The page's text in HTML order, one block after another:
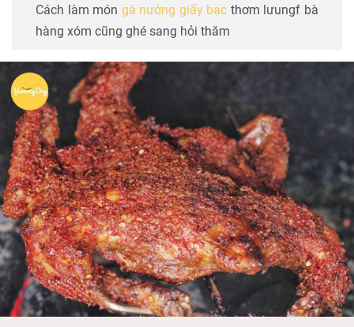
Cách làm món gà nướng giấy bạc thơm lưungf bà
hàng xóm cũng ghé sang hỏi thăm